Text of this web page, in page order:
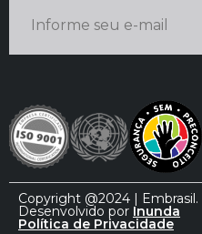
Copyright @2024 |
Desenvolvido por Inunda
Política de Privacidade